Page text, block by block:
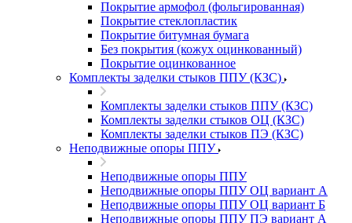
Покрытие армофол (фольгированная)
Покрытие стеклопластик
Покрытие битумная бумага
Без покрытия (кожух оцинкованный)
Покрытие оцинкованное
Комплекты заделки стыков ППУ (КЗС)
Комплекты заделки стыков ППУ (КЗС)
Комплекты заделки стыков ОЦ (КЗС)
Комплекты заделки стыков ПЭ (КЗС)
Неподвижные опоры ППУ
Неподвижные опоры ППУ
Неподвижные опоры ППУ ОЦ вариант А
Неподвижные опоры ППУ ОЦ вариант Б
Неподвижные опоры ППУ ПЭ вариант А